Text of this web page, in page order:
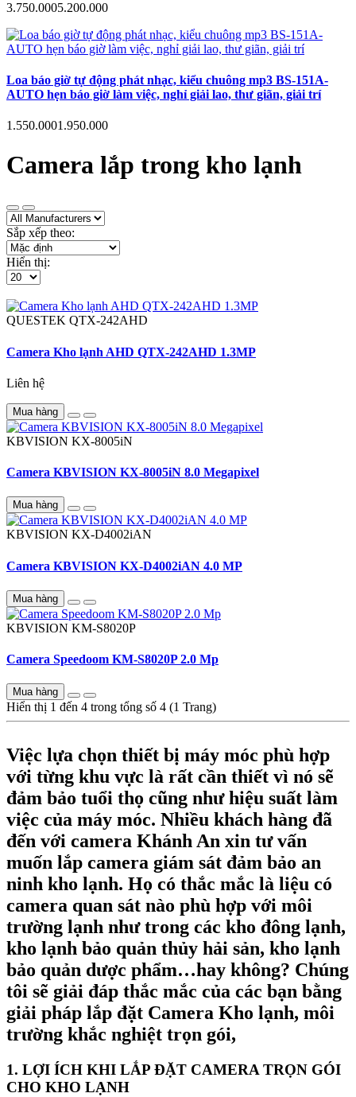
3.750.0005.200.000
Loa báo giờ tự động phát nhạc, kiểu chuông mp3 BS-151A-
AUTO hẹn báo giờ làm việc, nghỉ giải lao, thư giãn, giải trí
1.550.0001.950.000
Camera lắp trong kho lạnh
Sắp xếp theo:
Hiển thị:
QUESTEK QTX-242AHD
Camera Kho lạnh AHD QTX-242AHD 1.3MP
Liên hệ
Mua hàng
KBVISION KX-8005iN
Camera KBVISION KX-8005iN 8.0 Megapixel
Mua hàng
KBVISION KX-D4002iAN
Camera KBVISION KX-D4002iAN 4.0 MP
Mua hàng
KBVISION KM-S8020P
Camera Speedoom KM-S8020P 2.0 Mp
Mua hàng
Hiển thị 1 đến 4 trong tổng số 4 (1 Trang)
Việc lựa chọn thiết bị máy móc phù hợp
với từng khu vực là rất cần thiết vì nó sẽ
đảm bảo tuổi thọ cũng như hiệu suất làm
việc của máy móc. Nhiều khách hàng đã
đến với camera Khánh An xin tư vấn
muốn lắp camera giám sát đảm bảo an
ninh kho lạnh. Họ có thắc mắc là liệu có
camera quan sát nào phù hợp với môi
trường lạnh như trong các kho đông lạnh,
kho lạnh bảo quản thủy hải sản, kho lạnh
bảo quản dược phẩm…hay không? Chúng
tôi sẽ giải đáp thắc mắc của các bạn bằng
giải pháp lắp đặt Camera Kho lạnh, môi
trường khắc nghiệt trọn gói,
1. LỢI ÍCH KHI LẮP ĐẶT CAMERA TRỌN GÓI
CHO KHO LẠNH